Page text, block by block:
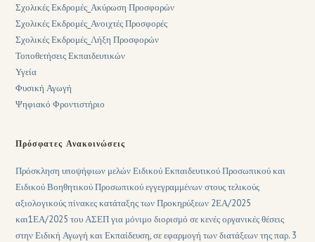
Σχολικές Εκδρομές_Ακύρωση Προσφορών
Σχολικές Εκδρομές_Ανοιχτές Προσφορές
Σχολικές Εκδρομές_Λήξη Προσφορών
Τοποθετήσεις Εκπαιδευτικών
Υγεία
Φυσική Αγωγή
Ψηφιακό Φροντιστήριο
Πρόσφατες Ανακοινώσεις
Πρόσκληση υποψήφιων μελών Ειδικού Εκπαιδευτικού Προσωπικού και
Ειδικού Βοηθητικού Προσωπικού εγγεγραμμένων στους τελικούς
αξιολογικούς πίνακες κατάταξης των Προκηρύξεων 2ΕΑ/2025
και1ΕΑ/2025 του ΑΣΕΠ για μόνιμο διορισμό σε κενές οργανικές θέσεις
στην Ειδική Αγωγή και Εκπαίδευση, σε εφαρμογή των διατάξεων της παρ. 3